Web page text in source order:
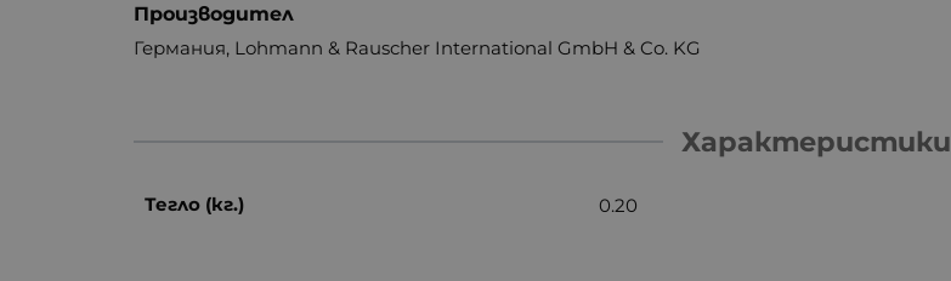
Производител
Германия, Lohmann & Rauscher International GmbH & Co. KG
Характеристики
Тегло (кг.) 0.20